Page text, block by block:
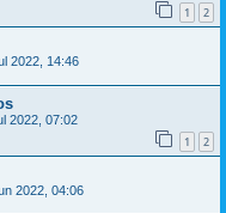
1 2
2022, 14:46
2022, 07:02
1 2
2022, 04:06